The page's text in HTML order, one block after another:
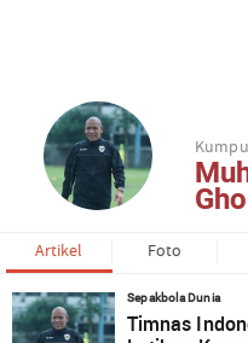
Artikel Foto
Sepakbola Dunia
Timnas